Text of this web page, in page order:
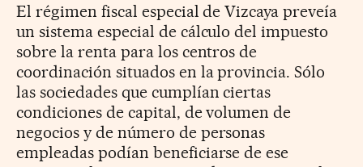
El régimen fiscal especial de Vizcaya preveía
un sistema especial de cálculo del impuesto
sobre la renta para los centros de
coordinación situados en la provincia. Sólo
las sociedades que cumplían ciertas
condiciones de capital, de volumen de
negocios y de número de personas
empleadas podían beneficiarse de ese